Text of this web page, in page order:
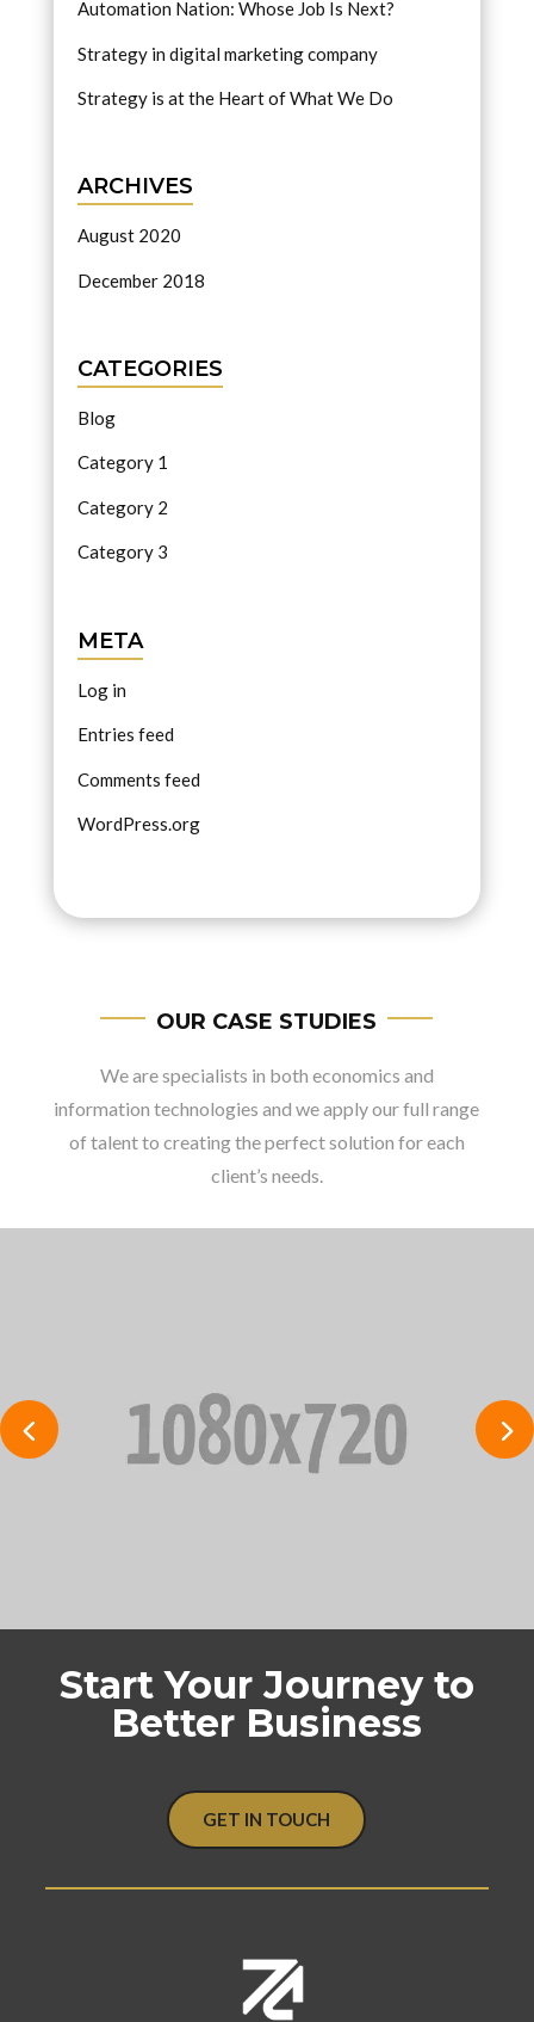
Automation Nation: Whose Job Is Next?
Strategy in digital marketing company
Strategy is at the Heart of What We Do
ARCHIVES
August 2020
December 2018
CATEGORIES
Blog
Category 1
Category 2
Category 3
META
Log in
Entries feed
Comments feed
WordPress.org
OUR CASE STUDIES
We are specialists in both economics and
information technologies and we apply our full range
of talent to creating the perfect solution for each
client’s needs.
Start Your Journey to
Better Business
GET IN TOUCH